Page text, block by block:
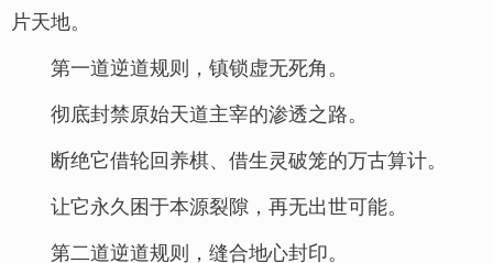
片天地。
第一道逆道规则，镇锁虚无死角。
彻底封禁原始天道主宰的渗透之路。
断绝它借轮回养棋、借生灵破笼的万古算计。
让它永久困于本源裂隙，再无出世可能。
第二道逆道规则，缝合地心封印。